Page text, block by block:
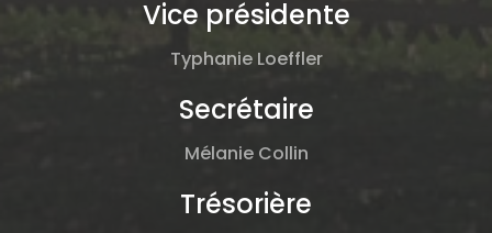
Vice présidente
Typhanie Loeffler
Secrétaire
Mélanie Collin
Trésorière